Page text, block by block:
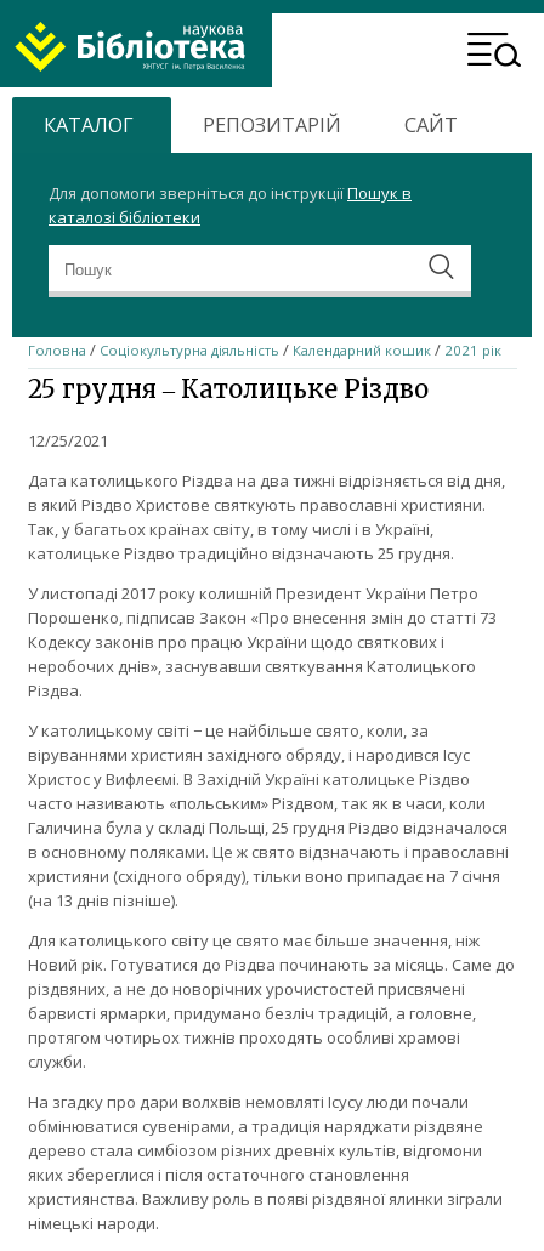
ХНТУСГ
Home
Header
Menu
КАТАЛОГ
Для допомоги зверніться до інструкціїПошук в
каталозі бібліотеки
РЕПОЗИТАРІЙ САЙТ
Головна / Соціокультурна діяльність / Календарний кошик / 2021 рік
25 грудня ‒ Католицьке Різдво
12/25/2021
Дата католицького Різдва на два тижні відрізняється від дня,
в який Різдво Христове святкують православні християни.
Так, у багатьох країнах світу, в тому числі і в Україні,
католицьке Різдво традиційно відзначають 25 грудня.
У листопаді 2017 року колишній Президент України Петро
Порошенко, підписав Закон «Про внесення змін до статті 73
Кодексу законів про працю України щодо святкових і
неробочих днів», заснувавши святкування Католицького
Різдва.
У католицькому світі − це найбільше свято, коли, за
віруваннями християн західного обряду, і народився Ісус
Христос у Вифлеємі. В Західній Україні католицьке Різдво
часто називають «польським» Різдвом, так як в часи, коли
Галичина була у складі Польщі, 25 грудня Різдво відзначалося
в основному поляками. Це ж свято відзначають і православні
християни (східного обряду), тільки воно припадає на 7 січня
(на 13 днів пізніше).
Для католицького світу це свято має більше значення, ніж
Новий рік. Готуватися до Різдва починають за місяць. Саме до
різдвяних, а не до новорічних урочистостей присвячені
барвисті ярмарки, придумано безліч традицій, а головне,
протягом чотирьох тижнів проходять особливі храмові
служби.
На згадку про дари волхвів немовляті Ісусу люди почали
обмінюватися сувенірами, а традиція наряджати різдвяне
дерево стала симбіозом різних древніх культів, відгомони
яких збереглися і після остаточного становлення
християнства. Важливу роль в появі різдвяної ялинки зіграли
німецькі народи.